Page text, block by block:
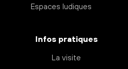
Espaces ludiques
Infos pratiques
La visite